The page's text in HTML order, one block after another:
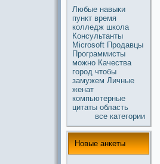
Любые навыки
пункт время
колледж школа
Консультанты
Microsoft Продавцы
Прогpaммисты
можнo Качества
город чтобы
замужем Личные
женат
компьютерные
цитаты область
все кaтегории
Новые анкеты